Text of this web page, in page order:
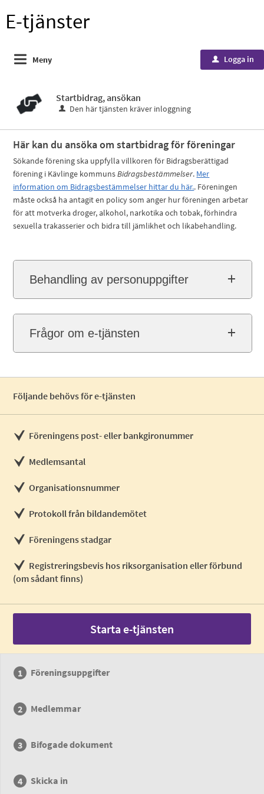
E-tjänster
Meny u Logga in
Startbidrag, ansökan
Den här tjänsten kräver inloggning
Här kan du ansöka om startbidrag för föreningar
Sökande förening ska uppfylla villkoren för Bidragsberättigad
förening i Kävlinge kommunsBidragsbestämmelser. Mer
information om Bidragsbestämmelser hittar du här.. Föreningen
måste också ha antagit en policy som anger hur föreningen arbetar
för att motverka droger, alkohol, narkotika och tobak, förhindra
sexuella trakasserier och bidra till jämlikhet och likabehandling.
Behandling av personuppgifter
Frågor om e-tjänsten
Följande behövs för e-tjänsten
Föreningens post- eller bankgironummer
Medlemsantal
Organisationsnummer
Protokoll från bildandemötet
Föreningens stadgar
Registreringsbevis hos riksorganisation eller förbund
(om sådant finns)
Starta e-tjänsten
Föreningsuppgifter
Medlemmar
Bifogade dokument
Skicka in